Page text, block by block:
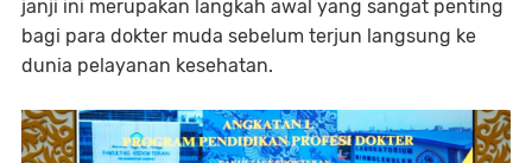
janji ini merupakan langkah awal yang sangat penting
bagi para dokter muda sebelum terjun langsung ke
dunia pelayanan kesehatan.